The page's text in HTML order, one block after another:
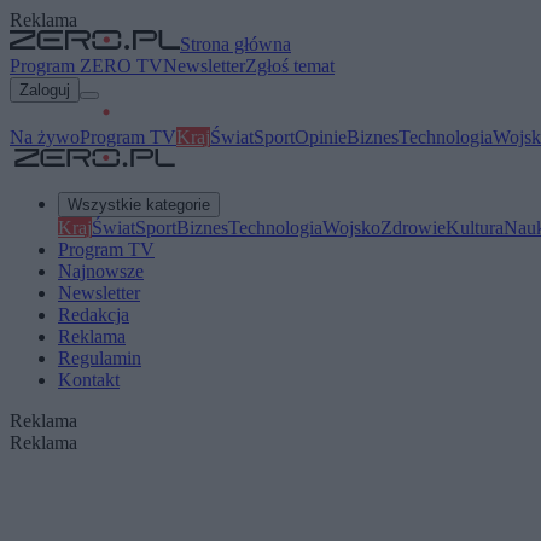
Reklama
Strona główna
Program ZERO TVNewsletterZgłoś temat
Zaloguj
Na żywoProgram TVKrajŚwiatSportOpinieBiznesTechnologia
Wszystkie kategorie
KrajŚwiatSportBiznesTechnologiaWojskoZdrowieKultura
Program TV
Najnowsze
Newsletter
Redakcja
Reklama
Regulamin
Kontakt
Reklama
Reklama